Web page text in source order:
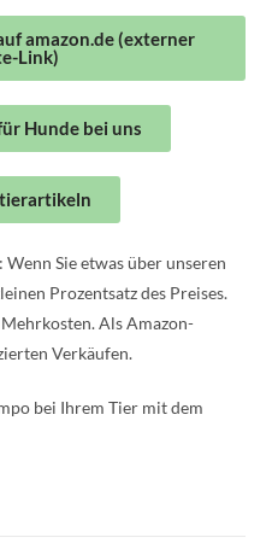
amazon.de (externer
Link)
Hunde bei uns
Sie etwas über unseren
Prozentsatz des Preises.
Als Amazon-
Verkäufen.
bei Ihrem Tier mit dem